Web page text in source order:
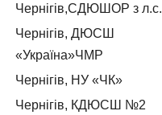
Чернігів,СДЮШОР з л.с.
Чернігів, ДЮСШ
«Україна»ЧМР
Чернігів, НУ «ЧК»
Чернігів, КДЮСШ №2